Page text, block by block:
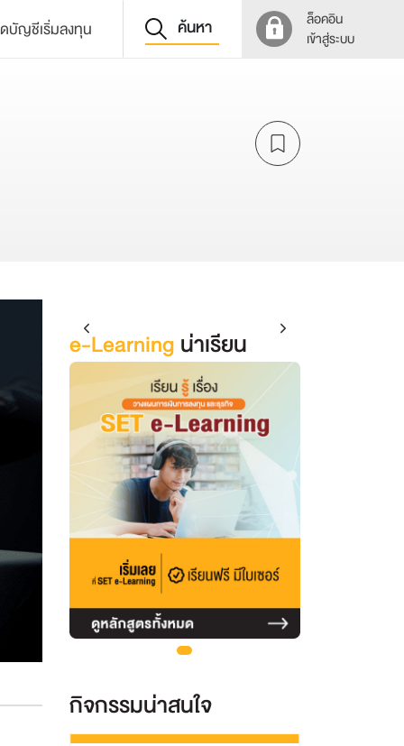
บัญชีเริ่มลงทุน ค้นหา
ล็อคอิน
เข้าสู่ระบบ
e-Learning น่าเรียน
กิจกรรมน่าสนใจ